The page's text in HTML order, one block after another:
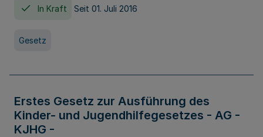
In Kraft Seit 01. Juli 2016
Gesetz
Erstes Gesetz zur Ausführung des
Kinder- und Jugendhilfegesetzes - AG -
KJHG -